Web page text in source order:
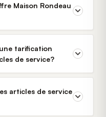
Maison Rondeau
tarification
de service?
articles de service